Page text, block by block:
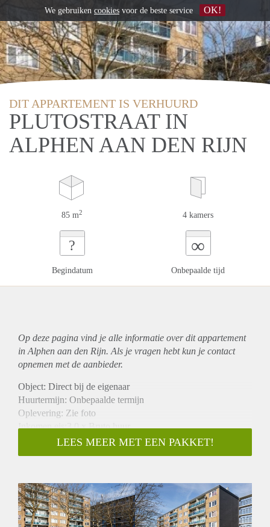
DIT APPARTEMENT IS VERHUURD
PLUTOSTRAAT IN
ALPHEN AAN DEN RIJN
85 m2 4 kamers
?
Begindatum
∞
Onbepaalde tijd
Op deze pagina vind je alle informatie over ditappartement
in Alphen aan den Rijn. Als je vragen hebt kun je contact
opnemen met de aanbieder.
Object: Direct bij de eigenaar
Huurtermijn: Onbepaalde termijn
Oplevering: Zie foto
Inkomen eis:3,0 x Bruto huur
Garantiestelling mogelijk: Ja
Borg: 1 Maand
Huisdieren toegestaan: Afhankelijk van de Eigenaar
Huurtoeslag grens: Nee
Geschikt voor studenten: Afhankelijk van de Eigenaar
LEES MEER MET EEN PAKKET!
We gebruiken cookies voor de beste service OK!